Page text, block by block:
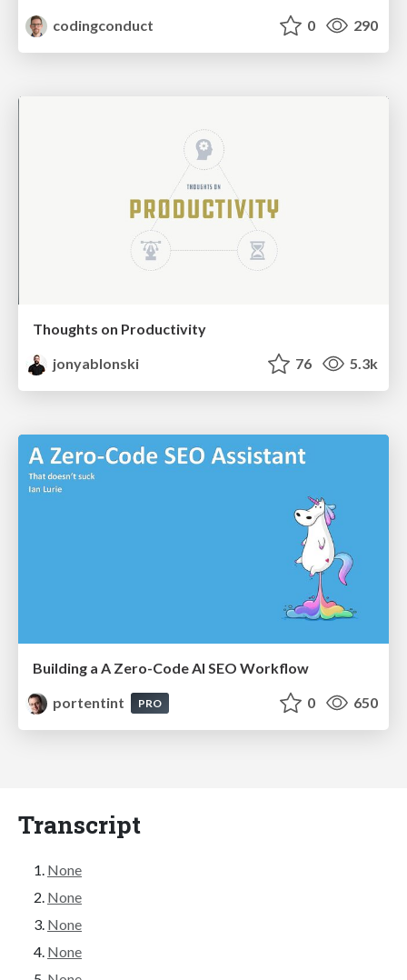
codingconduct
0 290
Thoughts on Productivity
jonyablonski
76 5.3k
Building a A Zero-Code AI SEO Workflow
portentint
PRO 0 650
Transcript
None
None
None
None